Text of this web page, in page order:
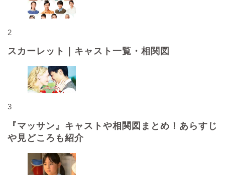
2
スカーレット｜キャスト一覧・相関図
3
『マッサン』キャストや相関図まとめ！あらすじ
や見どころも紹介